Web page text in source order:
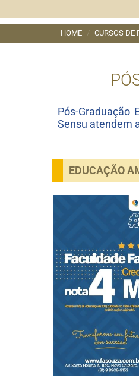
HOME CURSOS DE
Pós-Graduação
Sensu atendem
EDUCAÇÃO